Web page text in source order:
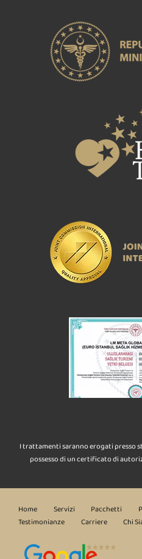
I trattamenti saranno erogati presso
possesso di un certificato di
Home Servizi Pacchetti
Testimonianze
Carriere Chi